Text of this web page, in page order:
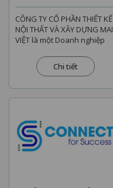
MAI VIỆT
CÔNG TY CỔ PHẦN THIẾT KẾ
NỘI THẤT VÀ XÂY DỰNG MAI
VIỆT là một Doanh nghiệp
chuyên nghiệp trong lĩnh
vực tư vấn...Chi tiết